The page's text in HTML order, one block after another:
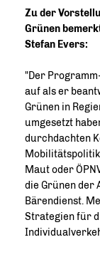
Zu der
Grünen
Stefan Evers:
"Der
auf als er
Grünen in
umgesetzt
durchdachten
Maut oder
die Grünen der
Bärendienst.
Strategien für